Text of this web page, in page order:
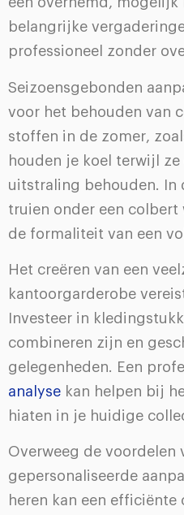
belangrijke
professioneel zonder
Seizoensgebonden
voor het behouden van
stoffen in de zomer,
houden je koel terwijl
uitstraling behouden. In
truien onder een
de formaliteit van een
Het creëren van een
kantoorgarderobe
Investeer in
combineren zijn en
gelegenheden. Een
analyse kan helpen bij
hiaten in je huidige
Overweeg de voordelen
gepersonaliseerde
heren kan een efficiënte